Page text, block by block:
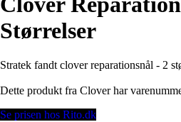
Størrelser
Stratek fandt clover reparationsnål - 2
Dette produkt fra Clover har
Se prisen hos Rito.dk